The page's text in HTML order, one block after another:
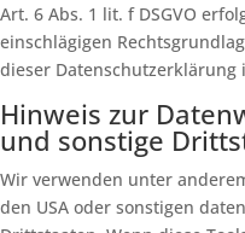
Art. 6 Abs. 1 lit. f DSGVO
einschlägigen
dieser Datenschutzerklärung
Hinweis zur
und sonstige
Wir verwenden unter
den USA oder sonstigen